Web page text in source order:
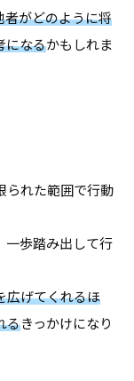
者がどのように将
になるかもしれま
られた範囲で行動
一歩踏み出して行
広げてくれるほ
るきっかけになり